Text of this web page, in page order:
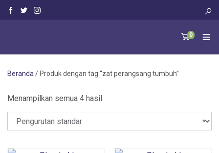
0
Beranda / Produk dengan tag “zat perangsang tumbuh”
Menampilkan semua 4 hasil